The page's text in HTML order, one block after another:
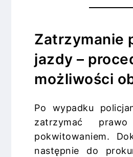
Zatrzymanie
jazdy –
możliwości
Po wypadku
zatrzymać
pokwitowaniem.
następnie do